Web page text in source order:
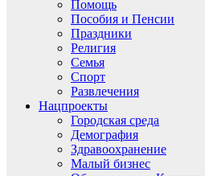
Помощь
Пособия и Пенсии
Праздники
Религия
Семья
Спорт
Развлечения
Нацпроекты
Городская среда
Демография
Здравоохранение
Малый бизнес